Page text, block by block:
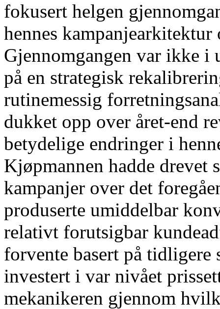
fokusert helgen
hennes kampanjearkitektur
Gjennomgangen var ikke i
på en strategisk
rutinemessig
dukket opp over året-end
betydelige endringer i
Kjøpmannen hadde drevet
kampanjer over det
produserte umiddelbar
relativt forutsigbar
forvente basert på
investert i var nivået
mekanikeren gjennom